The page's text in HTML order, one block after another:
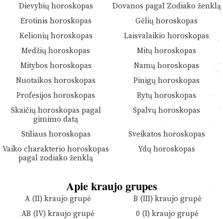
Dievybių horoskopas
Dovanos pagal Zodiako ženklą
Erotinis horoskopas
Gėlių horoskopas
Kelionių horoskopas
Laisvalaikio horoskopas
Medžių horoskopas
Mitų horoskopas
Mitybos horoskopas
Namų horoskopas
Nuotaikos horoskopas
Pinigų horoskopas
Profesijos horoskopas
Rytų horoskopas
Skaičių horoskopas pagal
gimimo datą
Spalvų horoskopas
Stiliaus horoskopas
Sveikatos horoskopas
Vaiko charakterio horoskopas
pagal zodiako ženklą
Ydų horoskopas
Apie kraujo grupes
A (II) kraujo grupė
B (III) kraujo grupė
AB (IV) kraujo grupė
0 (I) kraujo grupė